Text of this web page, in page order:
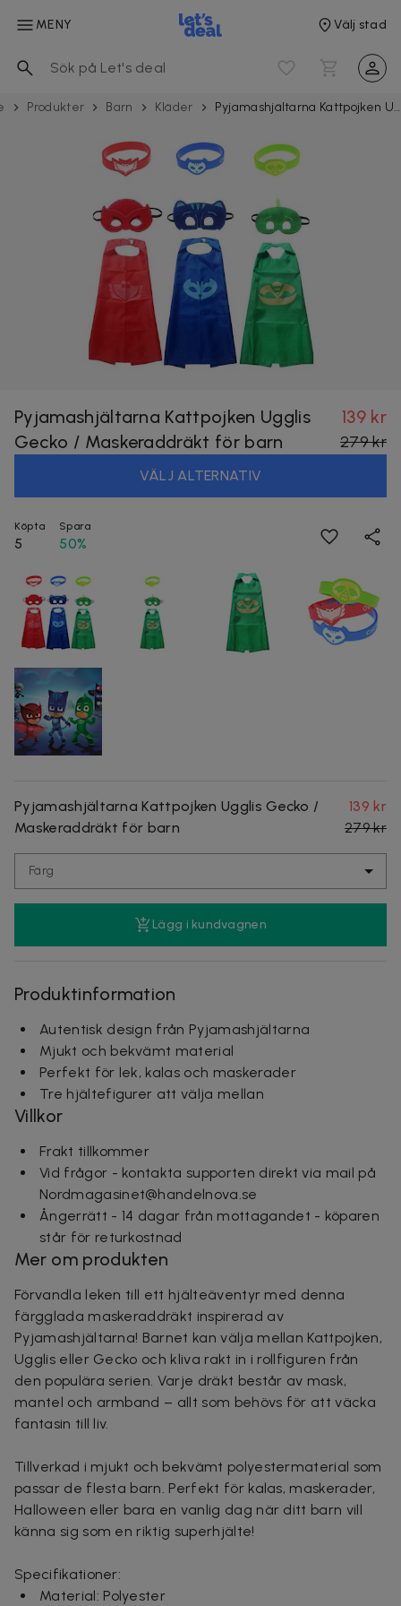
MENY Välj stad
Produkter Barn Kläder Pyjamashjältarna Kattpojken Ugglis Gecko / Maskeraddräkt för barn
Pyjamashjältarna Kattpojken Ugglis
Gecko / Maskeraddräkt för barn
139 kr
279 kr
VÄLJ ALTERNATIV
Köpta
5
Spara
50%
Pyjamashjältarna Kattpojken Ugglis Gecko /
Maskeraddräkt för barn
139 kr
279 kr
Färg
Lägg i kundvagnen
Produktinformation
Autentisk design från Pyjamashjältarna
Mjukt och bekvämt material
Perfekt för lek, kalas och maskerader
Tre hjältefigurer att välja mellan
Villkor
Frakt tillkommer
Vid frågor - kontakta supporten direkt via mail på
Nordmagasinet@handelnova.se
Ångerrätt - 14 dagar från mottagandet - köparen
står för returkostnad
Mer om produkten
Förvandla leken till ett hjälteäventyr med denna
färgglada maskeraddräkt inspirerad av
Pyjamashjältarna! Barnet kan välja mellan Kattpojken,
Ugglis eller Gecko och kliva rakt in i rollfiguren från
den populära serien. Varje dräkt består av mask,
mantel och armband – allt som behövs för att väcka
fantasin till liv.
Tillverkad i mjukt och bekvämt polyestermaterial som
passar de flesta barn. Perfekt för kalas, maskerader,
Halloween eller bara en vanlig dag när ditt barn vill
känna sig som en riktig superhjälte!
Specifikationer:
Material: Polyester